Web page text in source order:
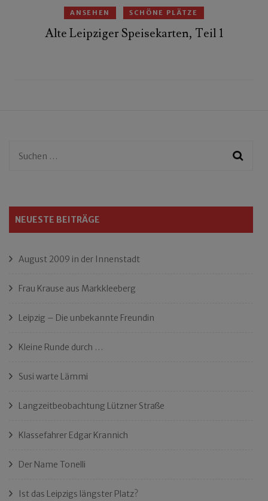
ANSEHEN SCHÖNE PLÄTZE
Alte Leipziger Speisekarten, Teil 1
Suchen
NEUESTE BEITRÄGE
August 2009 in der Innenstadt
Frau Krause aus Markkleeberg
Leipzig – Die unbekannte Freundin
Kleine Runde durch …
Susi warte Lämmi
Langzeitbeobachtung Lützner Straße
Klassefahrer Edgar Krannich
Der Name Tonelli
Ist das Leipzigs längster Platz?